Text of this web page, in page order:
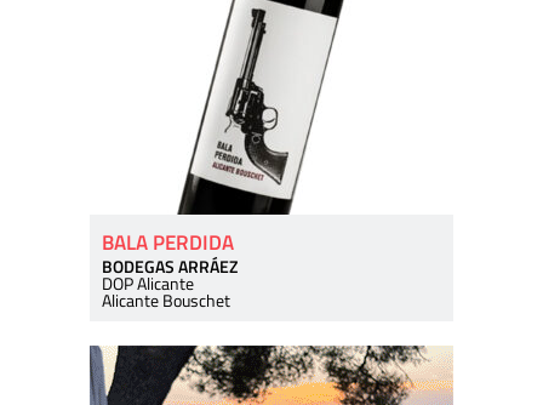
BALA PERDIDA
BODEGAS ARRÁEZ
DOP Alicante
Alicante Bouschet